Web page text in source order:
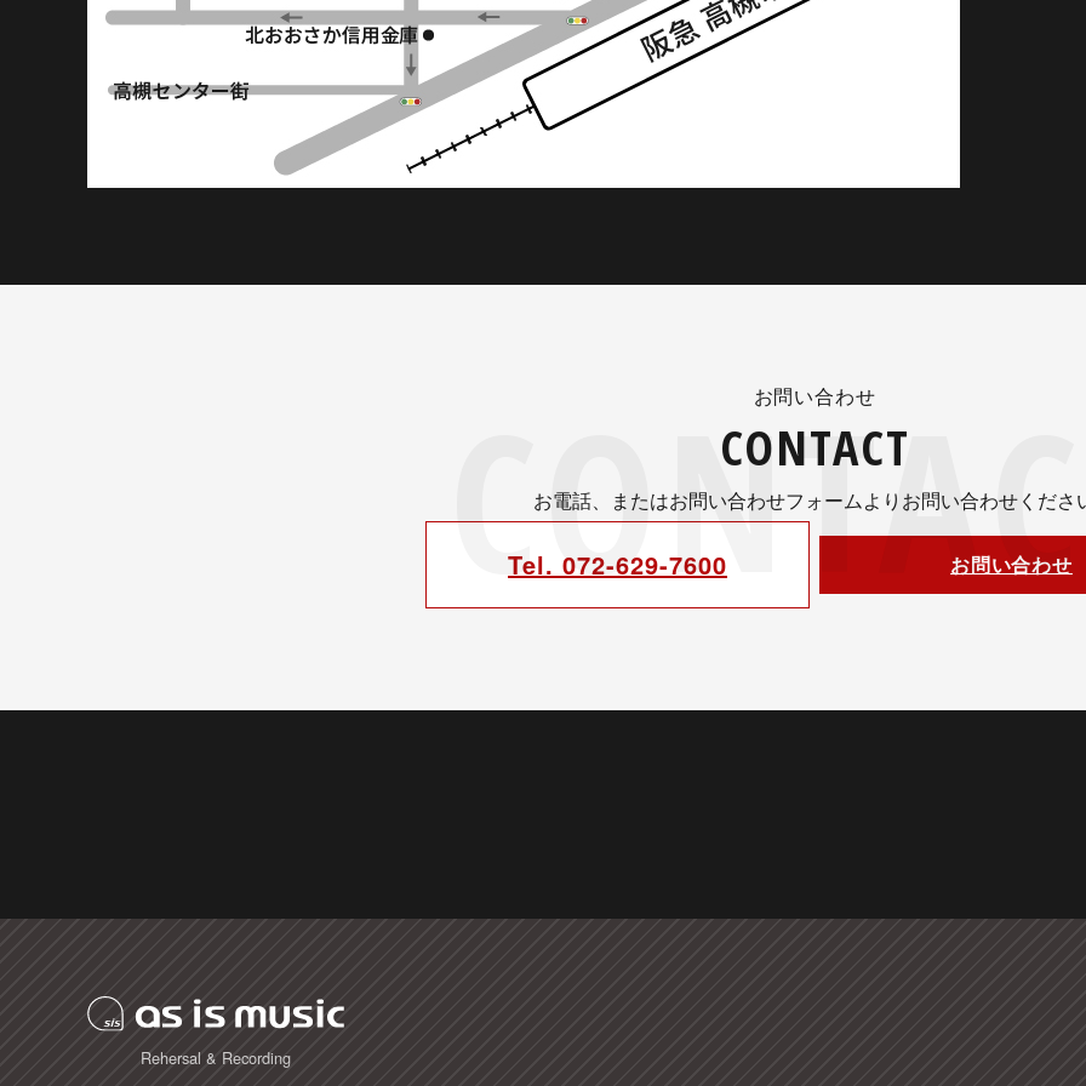
お問い合わせ
CONTACT
お電話、またはお問い合わせフォームよりお問い合わせくださ
Tel. 072-629-7600 お問い合わせ
Rehersal & Recording